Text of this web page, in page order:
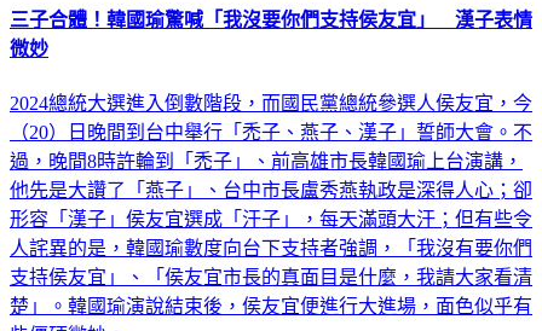
三子合體！韓國瑜驚喊「我沒要你們支持侯友宜」 漢子表情
微妙
2024總統大選進入倒數階段，而國民黨總統參選人侯友宜，今
（20）日晚間到台中舉行「禿子、燕子、漢子」誓師大會。不
過，晚間8時許輪到「禿子」、前高雄市長韓國瑜上台演講，
他先是大讚了「燕子」、台中市長盧秀燕執政是深得人心；卻
形容「漢子」侯友宜選成「汗子」，每天滿頭大汗；但有些令
人詫異的是，韓國瑜數度向台下支持者強調，「我沒有要你們
支持侯友宜」、「侯友宜市長的真面目是什麼，我請大家看清
楚」。韓國瑜演說結束後，侯友宜便進行大進場，面色似乎有